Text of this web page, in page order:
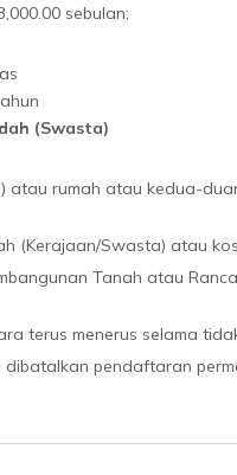
sebulan;
(Swasta)
atau rumah atau kedua-
(Kerajaan/Swasta) atau
Tanah atau
terus menerus selama
pendaftaran